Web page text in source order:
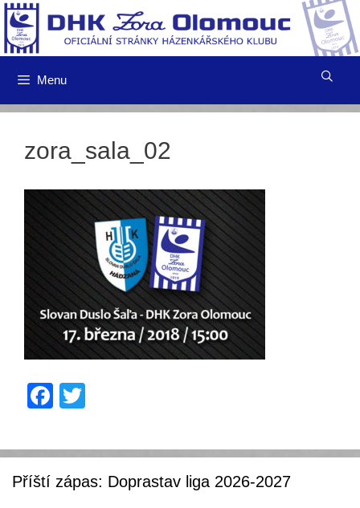
Přeskočit
na
obsah
Menu
zora_sala_02
F
c
e
tt
er
Příští zápas: Doprastav liga 2026-2027